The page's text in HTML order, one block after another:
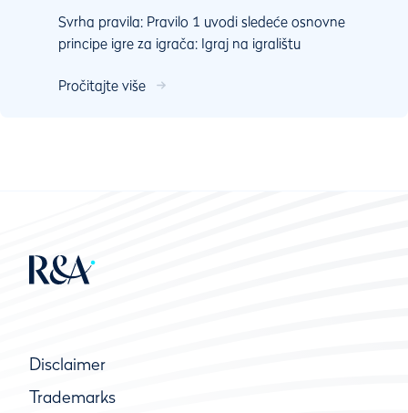
Svrha pravila: Pravilo 1 uvodi sledeće osnovne
principe igre za igrača: Igraj na igralištu
kome je ...
Pročitajte više
Disclaimer
Trademarks